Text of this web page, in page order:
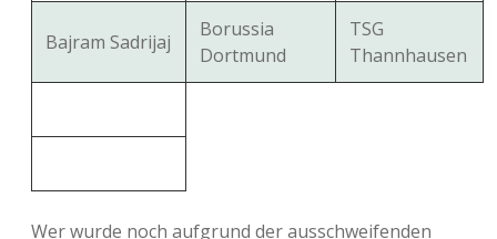
Bajram Sadrijaj
Borussia
Dortmund
TSG
Thannhausen
Wer wurde noch aufgrund der ausschweifenden